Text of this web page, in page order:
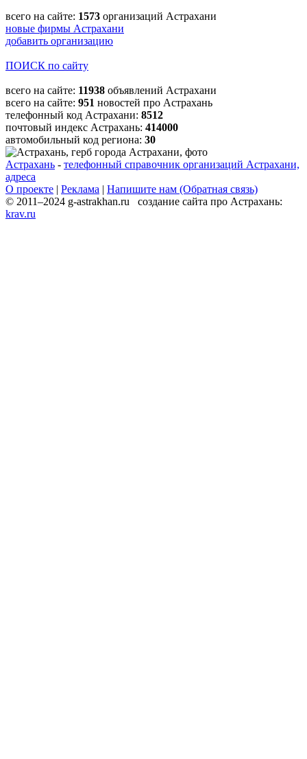
всего на сайте: 1573 организаций Астрахани
новые фирмы Астрахани
добавить организацию
ПОИСК по сайту
всего на сайте: 11938 объявлений Астрахани
всего на сайте: 951 новостей про Астрахань
телефонный код Астрахани: 8512
почтовый индекс Астрахань: 414000
автомобильный код региона: 30
Астрахань - телефонный справочник организаций Астрахани,
адреса
О проекте | Реклама | Напишите нам (Обратная связь)
© 2011–2024 g-astrakhan.ru создание сайта про Астрахань:
krav.ru